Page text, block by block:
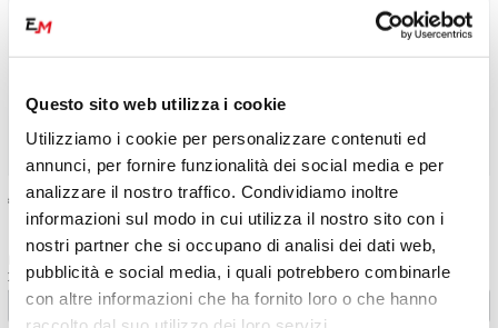
Questo sito web utilizza i cookie
Utilizziamo i cookie per personalizzare contenuti ed
annunci, per fornire funzionalità dei social media e per
analizzare il nostro traffico. Condividiamo inoltre
informazioni sul modo in cui utilizza il nostro sito con i
nostri partner che si occupano di analisi dei dati web,
pubblicità e social media, i quali potrebbero combinarle
con altre informazioni che ha fornito loro o che hanno
€ 268.40
Ruota Fantic 250 XX (2022-
2025) anteriore 21x1.60 Rosso
€ 366.00
2025) anteriore 17x3.50 Rosso